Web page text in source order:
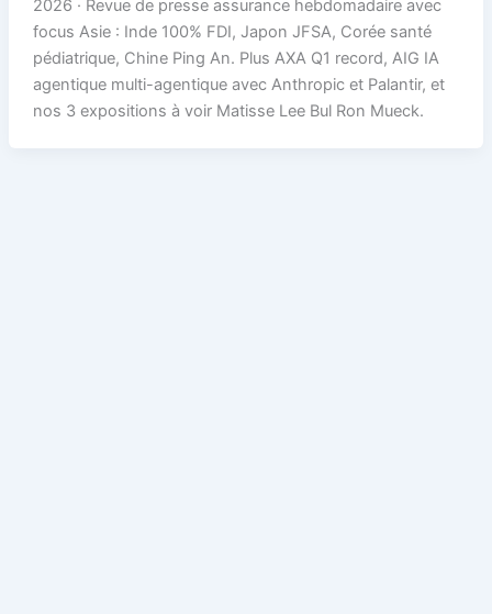
2026 · Revue de presse assurance hebdomadaire avec
focus Asie : Inde 100% FDI, Japon JFSA, Corée santé
pédiatrique, Chine Ping An. Plus AXA Q1 record, AIG IA
agentique multi-agentique avec Anthropic et Palantir, et
nos 3 expositions à voir Matisse Lee Bul Ron Mueck.